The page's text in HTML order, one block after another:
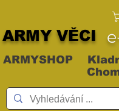
ARMY VĚCI
ARMYSHOP